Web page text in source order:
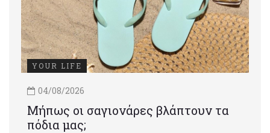
YOUR LIFE
04/08/2026
Μήπως οι σαγιονάρες βλάπτουν τα
πόδια μας;